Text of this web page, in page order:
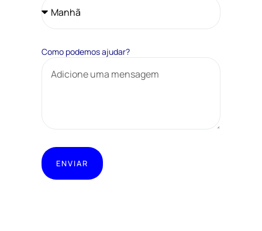
Como podemos ajudar?
ENVIAR